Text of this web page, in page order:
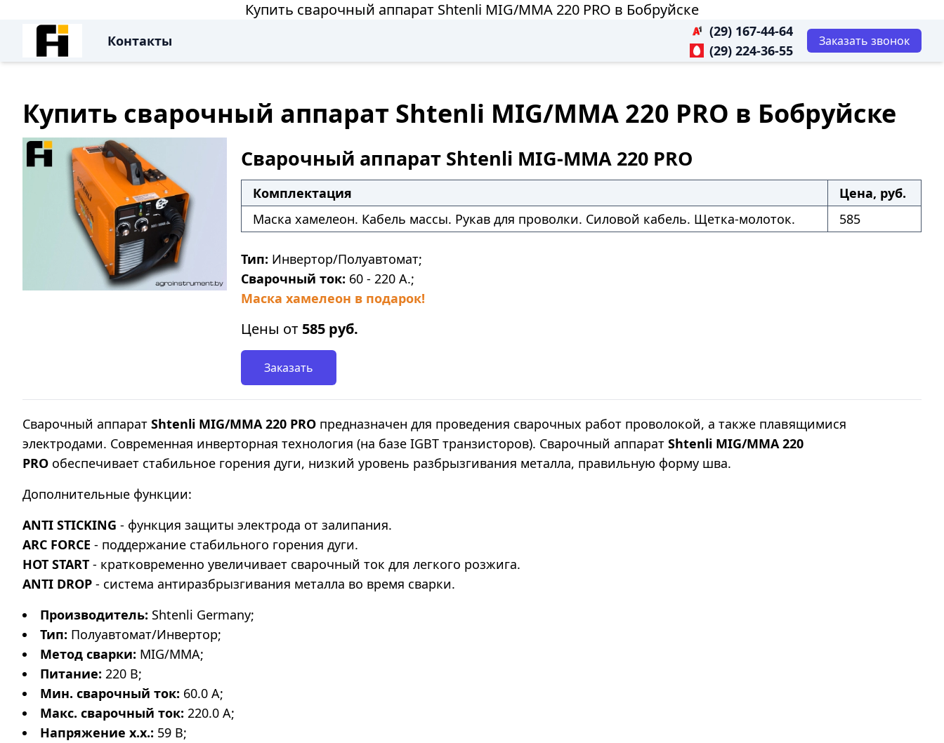
Купить сварочный аппарат Shtenli МIG/MMA 220 PRO в Бобруйске
Контакты
(29) 167-44-64
(29) 224-36-55
Заказать звонок
Купить сварочный аппарат Shtenli МIG/MMA 220 PRO в Бобруйске
Сварочный аппарат Shtenli МIG-MMA 220 PRO
Комплектация
Цена, руб.
Маска хамелеон. Кабель массы. Рукав для проволки. Силовой кабель. Щетка-молоток.
585
Тип: Инвертор/Полуавтомат;
Сварочный ток: 60 - 220 А.;
Маска хамелеон в подарок!
Цены от 585 руб.
Заказать
Сварочный аппарат Shtenli МIG/MMA 220 PRO предназначен для проведения сварочных работ проволокой, а также плавящимися
электродами. Современная инверторная технология (на базе IGBT транзисторов). Сварочный аппарат Shtenli МIG/MMA 220
PRO обеспечивает стабильное горения дуги, низкий уровень разбрызгивания металла, правильную форму шва.
Дополнительные функции:
ANTI STICKING - функция защиты электрода от залипания.
ARC FORCE - поддержание стабильного горения дуги.
HOT START - кратковременно увеличивает сварочный ток для легкого розжига.
ANTI DROP - система антиразбрызгивания металла во время сварки.
Производитель: Shtenli Germany;
Тип: Полуавтомат/Инвертор;
Метод сварки: MIG/MMA;
Питание: 220 В;
Мин. сварочный ток: 60.0 А;
Макс. сварочный ток: 220.0 А;
Напряжение х.х.: 59 В;